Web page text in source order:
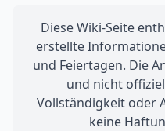
Diese Wiki-Seite
erstellte
und Feiertagen. Die
und nicht
Vollständigkeit oder
keine